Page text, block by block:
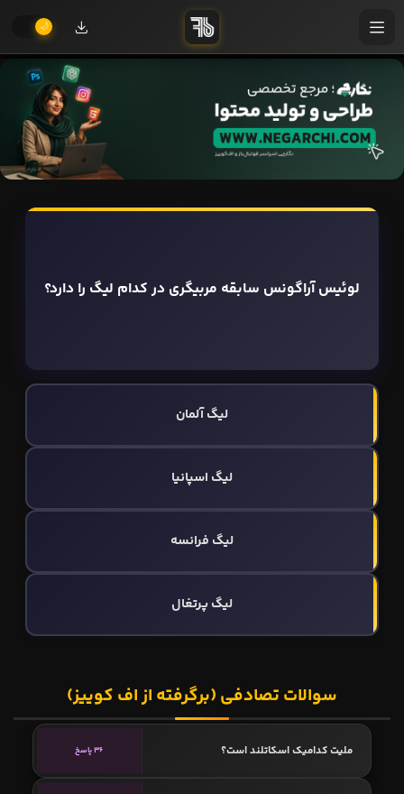
لوئیس آراگونس سابقه مربیگری در کدام لیگ را دارد؟
لیگ آلمان
لیگ اسپانیا
لیگ فرانسه
لیگ پرتغال
سوالات تصادفی (برگرفته از اف کوییز)
ملیت کدامیک اسکاتلند است؟ 36 پاسخ